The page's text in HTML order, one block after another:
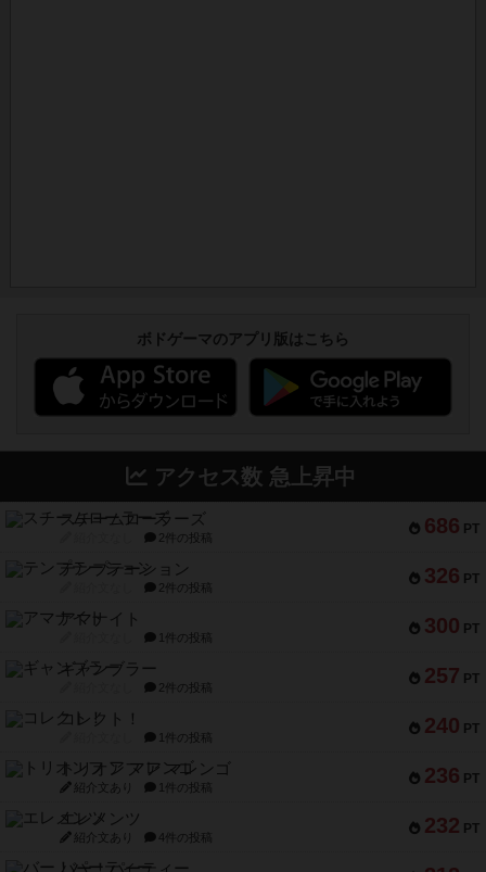
ボドゲーマのアプリ版はこちら
アクセス数 急上昇中
686 PT
スチームローラーズ
2件の投稿
326 PT
テンプテーション
2件の投稿
300 PT
アマナイト
1件の投稿
257 PT
ギャンブラー
2件の投稿
240 PT
コレクト！
1件の投稿
236 PT
トリオンフ ア マレンゴ
紹介文あり 1件の投稿
232 PT
エレメンツ
紹介文あり 4件の投稿